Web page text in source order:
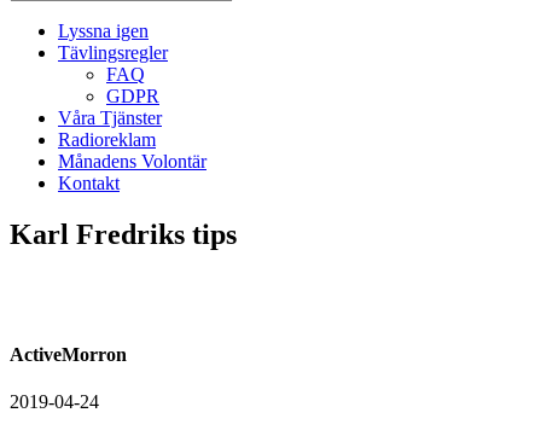
Lyssna igen
Tävlingsregler
FAQ
GDPR
Våra Tjänster
Radioreklam
Månadens Volontär
Kontakt
Karl Fredriks tips
ActiveMorron
2019-04-24